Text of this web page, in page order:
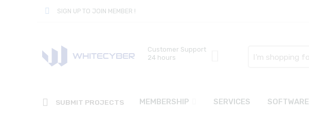
SIGN UP TO JOIN MEMBER !
Customer Support
24 hours
here
SUBMIT PROJECTS MEMBERSHIP SERVICES SOFTWARE